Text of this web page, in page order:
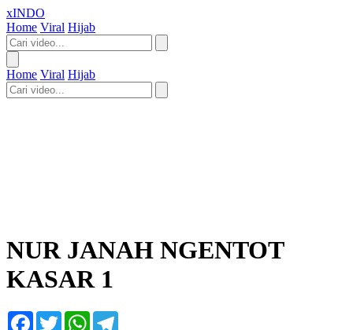
xINDO
Home Viral Hijab
Home Viral Hijab
NUR JANAH NGENTOT
KASAR 1
Facebook
TwitterWhatsApp